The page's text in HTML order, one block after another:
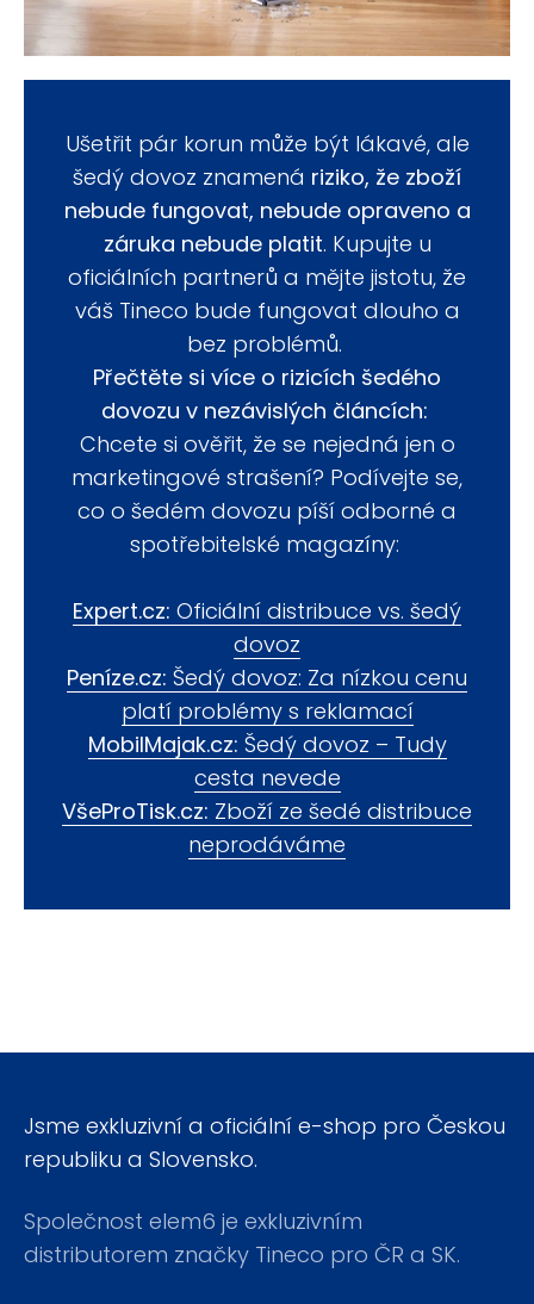
Ušetřit pár korun může být lákavé, ale
šedý dovoz znamená riziko, že zboží
nebude fungovat, nebude opraveno a
záruka nebude platit. Kupujte u
oficiálních partnerů a mějte jistotu, že
váš Tineco bude fungovat dlouho a
bez problémů.
Přečtěte si více o rizicích šedého
dovozu v nezávislých článcích:
Chcete si ověřit, že se nejedná jen o
marketingové strašení? Podívejte se,
co o šedém dovozu píší odborné a
spotřebitelské magazíny:
Expert.cz: Oficiální distribuce vs. šedý
dovoz
Peníze.cz: Šedý dovoz: Za nízkou cenu
platí problémy s reklamací
MobilMajak.cz: Šedý dovoz – Tudy
cesta nevede
VšeProTisk.cz: Zboží ze šedé distribuce
neprodáváme
Jsme exkluzivní a oficiální e-shop pro Českou
republiku a Slovensko.
Společnost elem6 je exkluzivním
distributorem značky Tineco pro ČR a SK.